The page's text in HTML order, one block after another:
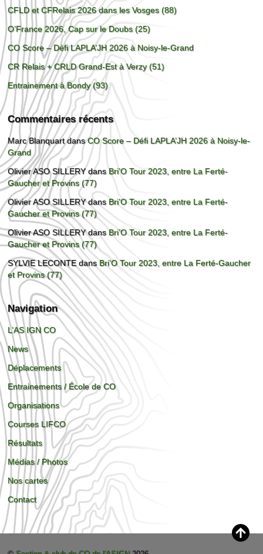
CFLD et CFRelais 2026 dans les Vosges (88)
O’France 2026, Cap sur le Doubs (25)
CO Score – Défi LAPLA’JH 2026 à Noisy-le-Grand
CR Relais + CRLD Grand-Est à Verzy (51)
Entrainement à Bondy (93)
Commentaires récents
Marc BlanquartdansCO Score – Défi LAPLA’JH 2026 à Noisy-le-
Grand
Olivier ASO SILLERYdansBri’O Tour 2023, entre La Ferté-
Gaucher et Provins (77)
Olivier ASO SILLERYdans Bri’O Tour 2023, entre La Ferté-
Gaucher et Provins (77)
Olivier ASO SILLERYdansBri’O Tour 2023, entre La Ferté-
Gaucher et Provins (77)
SYLVIE LECONTEdansBri’O Tour 2023, entre La Ferté-Gaucher
et Provins (77)
Navigation
L’AS IGN CO
News
Déplacements
Entrainements / École de CO
Organisations
Courses LIFCO
Résultats
Médias / Photos
Nos cartes
Contact